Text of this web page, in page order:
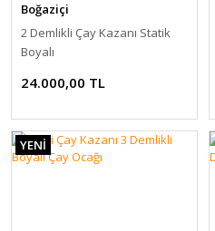
Boğaziçi
2 Demlikli Çay Kazanı Statik
Boyalı
24.000,00 TL
YENİ